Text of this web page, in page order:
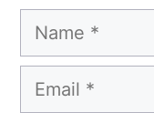
Name
Email